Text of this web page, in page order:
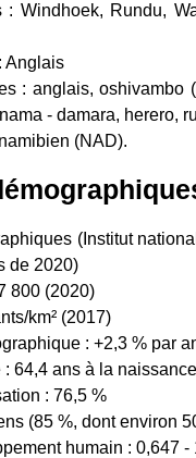
Windhoek, Rundu,
Anglais
: anglais,
- damara, herero,
(NAD).
(Institut
de 2020)
800 (2020)
km² (2017)
: +2,3 % par
: 64,4 ans à la
: 76,5 %
(85 %, dont environ
humain : 0,647